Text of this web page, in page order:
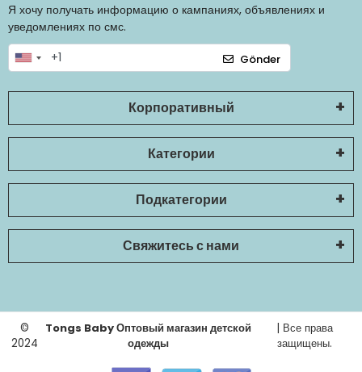
Я хочу получать информацию о кампаниях, объявлениях и
уведомлениях по смс.
Gönder
Корпоративный
Категории
Подкатегории
Свяжитесь с нами
©
2024
Tongs Baby Оптовый магазин детской
одежды
| Все права
защищены.